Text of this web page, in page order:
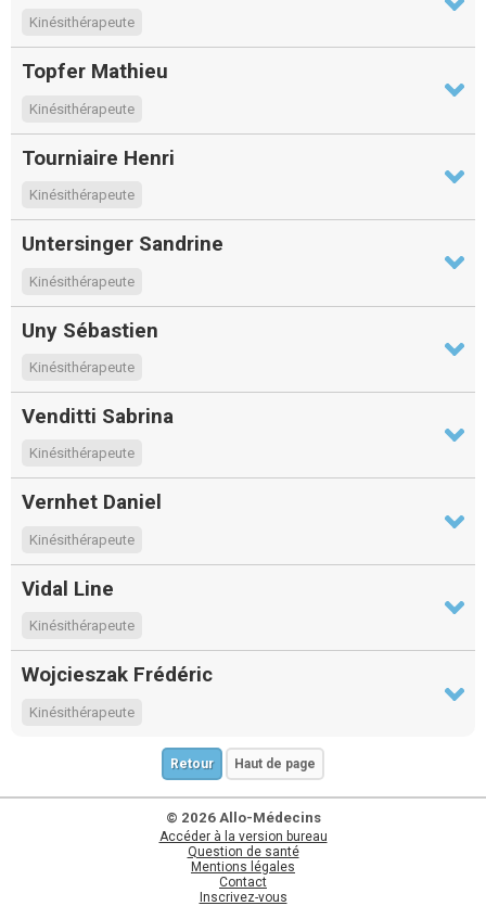
Kinésithérapeute
Topfer Mathieu
Kinésithérapeute
Tourniaire Henri
Kinésithérapeute
Untersinger Sandrine
Kinésithérapeute
Uny Sébastien
Kinésithérapeute
Venditti Sabrina
Kinésithérapeute
Vernhet Daniel
Kinésithérapeute
Vidal Line
Kinésithérapeute
Wojcieszak Frédéric
Kinésithérapeute
Retour Haut de page
© 2026 Allo-Médecins
Accéder à la version bureau
Question de santé
Mentions légales
Contact
Inscrivez-vous